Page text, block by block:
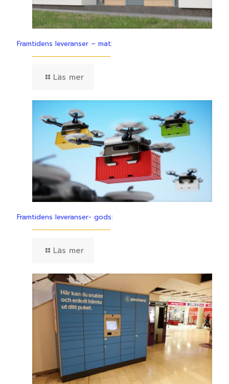
Framtidens leveranser – mat:
Läs mer
Framtidens leveranser- gods:
Läs mer